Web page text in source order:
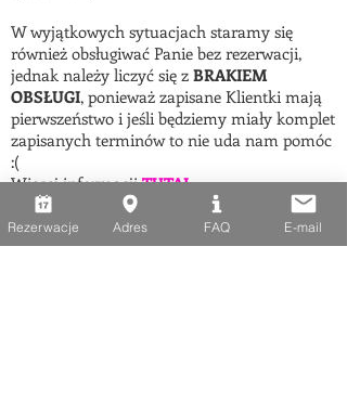
W wyjątkowych sytuacjach staramy się
również obsługiwać Panie bez rezerwacji,
jednak należy liczyć się z BRAKIEM
OBSŁUGI, ponieważ zapisane Klientki mają
pierwszeństwo i jeśli będziemy miały komplet
zapisanych terminów to nie uda nam pomóc
:(
Więcej informacjiTUTAJ
Rezerwacje Adres FAQ E-mail